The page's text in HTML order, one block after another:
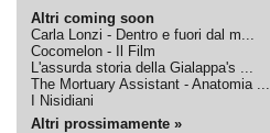
Altri coming soon
Carla Lonzi - Dentro e fuori dal m...
Cocomelon - Il Film
L'assurda storia della Gialappa's ...
The Mortuary Assistant - Anatomia ...
I Nisidiani
Altri prossimamente »